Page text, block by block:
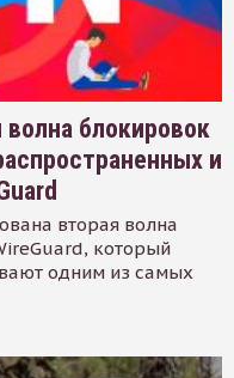
блокировок
и
вторая волна
который
одним из самых